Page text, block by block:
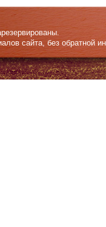
сайта, без обратной